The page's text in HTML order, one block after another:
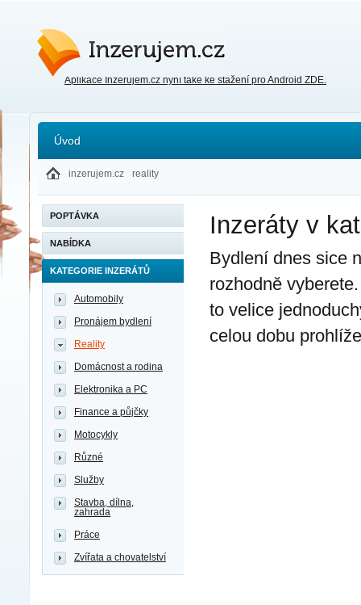
Inzerujem.cz
Aplikace Inzerujem.cz nyní také ke stažení pro Android ZDE.
Úvod
inzerujem.cz reality
Inzeráty v
Bydlení dnes sice
rozhodně
to velice
celou dobu
POPTÁVKA
NABÍDKA
KATEGORIE INZERÁTŮ
Automobily
Pronájem bydlení
Reality
Domácnost a rodina
Elektronika a PC
Finance a půjčky
Motocykly
Různé
Služby
Stavba, dílna,
zahrada
Práce
Zvířata a chovatelství